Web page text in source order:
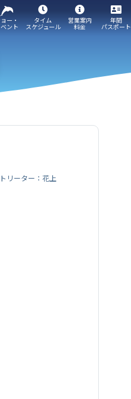
ー・
ント
タイム
スケジュール
営業案内
料金
年間
パスポート
トリーター：花上